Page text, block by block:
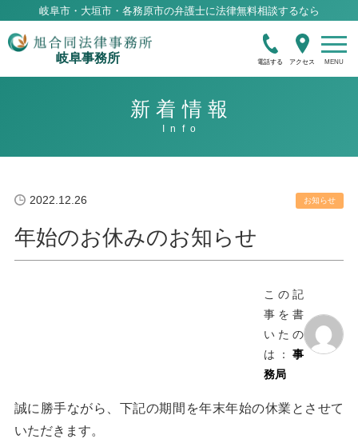
岐阜市・大垣市・各務原市の弁護士に法律無料相談するなら
岐阜事務所 電話する アクセス
新着情報
2022.12.26 お知らせ
年始のお休みのお知らせ
この記
事を書
いたの
は：事
務局
誠に勝手ながら、下記の期間を年末年始の休業とさせて
いただきます。